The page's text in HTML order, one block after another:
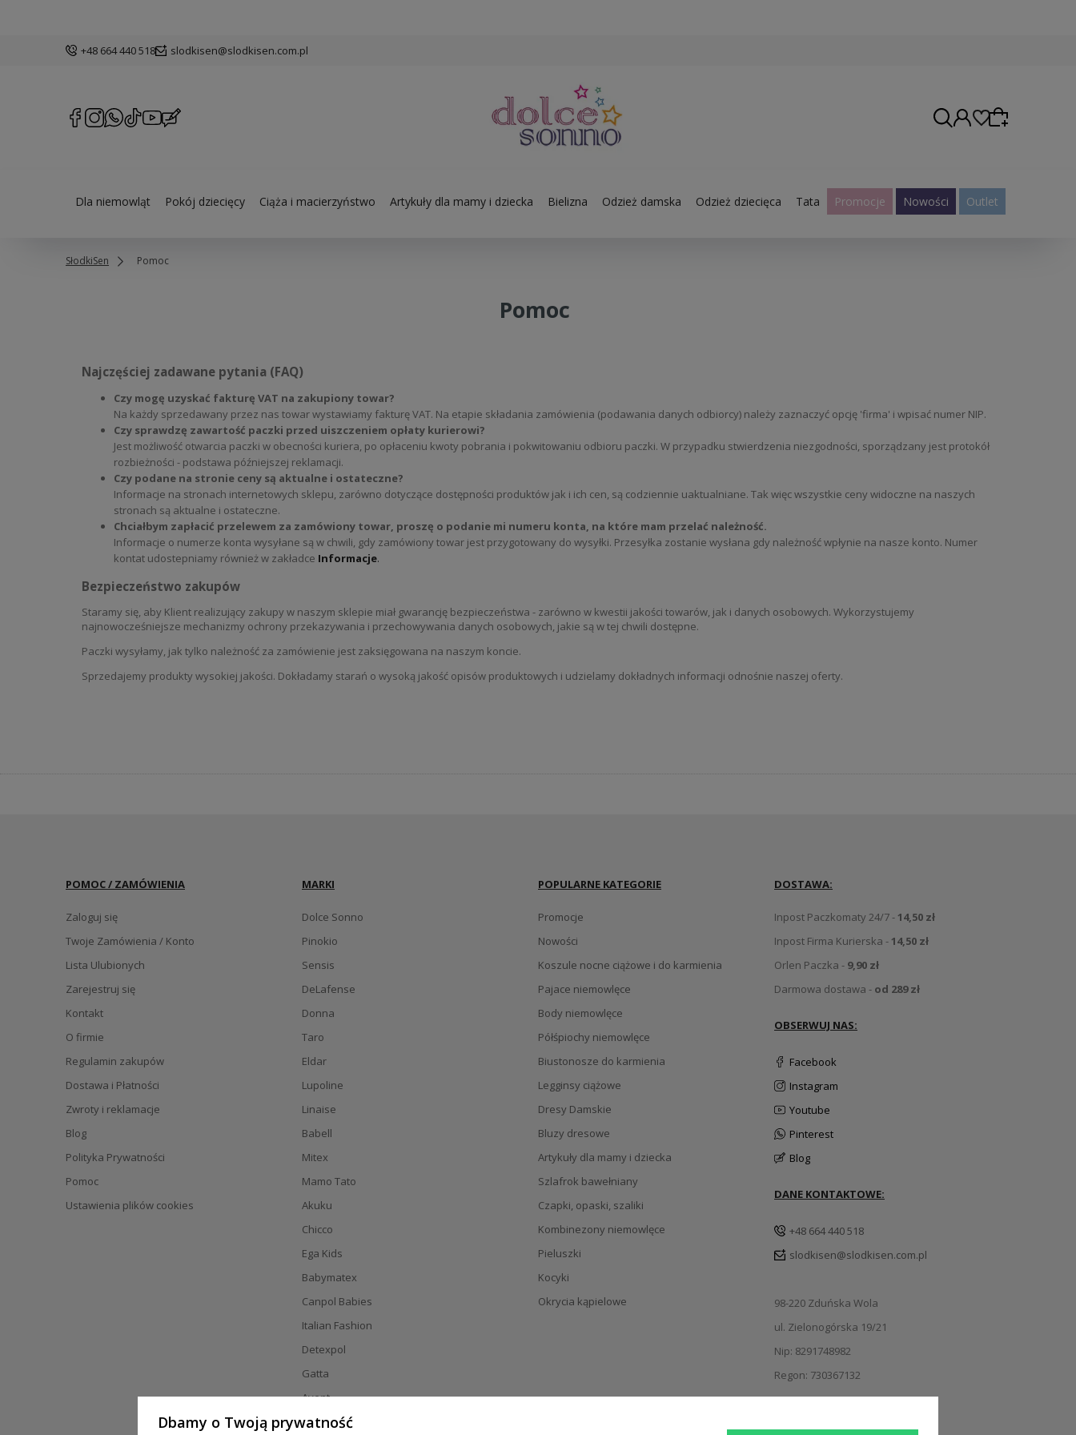
+48 664 440 518 slodkisen@slodkisen.com.pl
Dla niemowląt Pokój dziecięcy Ciąża i macierzyństwo Artykuły dla mamy i dziecka Bielizna Odzież damska Odzież dziecięca Tata Promocje Nowości Outlet
SłodkiSen Pomoc
Pomoc
Najczęściej zadawane pytania (FAQ)
Czy mogę uzyskać fakturę VAT na zakupiony towar?
Na każdy sprzedawany przez nas towar wystawiamy fakturę VAT. Na etapie składania zamówienia (podawania danych odbiorcy) należy zaznaczyć opcję 'firma' i wpisać numer NIP.
Czy sprawdzę zawartość paczki przed uiszczeniem opłaty kurierowi?
Jest możliwość otwarcia paczki w obecności kuriera, po opłaceniu kwoty pobrania i pokwitowaniu odbioru paczki. W przypadku stwierdzenia niezgodności, sporządzany jest protokół
rozbieżności - podstawa późniejszej reklamacji.
Czy podane na stronie ceny są aktualne i ostateczne?
Informacje na stronach internetowych sklepu, zarówno dotyczące dostępności produktów jak i ich cen, są codziennie uaktualniane. Tak więc wszystkie ceny widoczne na naszych
stronach są aktualne i ostateczne.
Chciałbym zapłacić przelewem za zamówiony towar, proszę o podanie mi numeru konta, na które mam przelać należność.
Informacje o numerze konta wysyłane są w chwili, gdy zamówiony towar jest przygotowany do wysyłki. Przesyłka zostanie wysłana gdy należność wpłynie na nasze konto. Numer
kontat udostepniamy również w zakładce Informacje.
Bezpieczeństwo zakupów
Staramy się, aby Klient realizujący zakupy w naszym sklepie miał gwarancję bezpieczeństwa - zarówno w kwestii jakości towarów, jak i danych osobowych. Wykorzystujemy
najnowocześniejsze mechanizmy ochrony przekazywania i przechowywania danych osobowych, jakie są w tej chwili dostępne.
Paczki wysyłamy, jak tylko należność za zamówienie jest zaksięgowana na naszym koncie.
Sprzedajemy produkty wysokiej jakości. Dokładamy starań o wysoką jakość opisów produktowych i udzielamy dokładnych informacji odnośnie naszej oferty.
POMOC / ZAMÓWIENIA
Zaloguj się
Twoje Zamówienia / Konto
Lista Ulubionych
Zarejestruj się
Kontakt
O firmie
Regulamin zakupów
Dostawa i Płatności
Zwroty i reklamacje
Blog
Polityka Prywatności
Pomoc
Ustawienia plików cookies
MARKI
Dolce Sonno
Pinokio
Sensis
DeLafense
Donna
Taro
Eldar
Lupoline
Linaise
Babell
Mitex
Mamo Tato
Akuku
Chicco
Ega Kids
Babymatex
Canpol Babies
Italian Fashion
Detexpol
Gatta
Avent
Bibs
POPULARNE KATEGORIE
Promocje
Nowości
Koszule nocne ciążowe i do karmienia
Pajace niemowlęce
Body niemowlęce
Półśpiochy niemowlęce
Biustonosze do karmienia
Legginsy ciążowe
Dresy Damskie
Bluzy dresowe
Artykuły dla mamy i dziecka
Szlafrok bawełniany
Czapki, opaski, szaliki
Kombinezony niemowlęce
Pieluszki
Kocyki
Okrycia kąpielowe
DOSTAWA:
Inpost Paczkomaty 24/7 -14,50 zł
Inpost Firma Kurierska -14,50 zł
Orlen Paczka - 9,90 zł
Darmowa dostawa - od 289 zł
OBSERWUJ NAS:
Facebook
Instagram
Youtube
Pinterest
Blog
DANE KONTAKTOWE:
+48 664 440 518
slodkisen@slodkisen.com.pl
98-220 Zduńska Wola
ul. Zielonogórska 19/21
Nip: 8291748982
Regon: 730367132
Dbamy o Twoją prywatność